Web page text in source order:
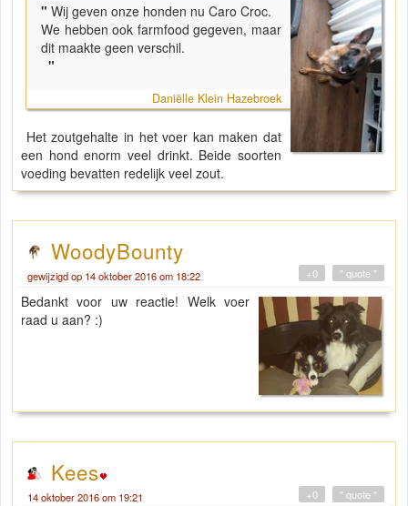
" Wij geven onze honden nu Caro Croc.
We hebben ook farmfood gegeven, maar
dit maakte geen verschil.
"
Daniëlle Klein Hazebroek
Het zoutgehalte in het voer kan maken dat
een hond enorm veel drinkt. Beide soorten
voeding bevatten redelijk veel zout.
WoodyBounty
gewijzigd op 14 oktober 2016 om 18:22 " quote "
+0
Bedankt voor uw reactie! Welk voer
raad u aan? :)
Kees
14 oktober 2016 om 19:21 " quote "
+0